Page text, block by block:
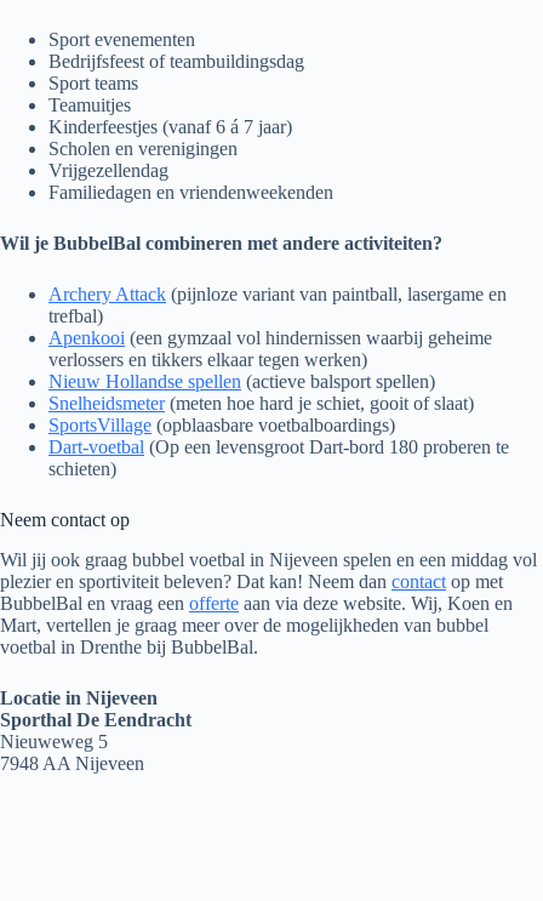
Sport evenementen
Bedrijfsfeest of teambuildingsdag
Sport teams
Teamuitjes
Kinderfeestjes (vanaf 6 á 7 jaar)
Scholen en verenigingen
Vrijgezellendag
Familiedagen en vriendenweekenden
Wil je BubbelBal combineren met andere activiteiten?
Archery Attack (pijnloze variant van paintball, lasergame en
trefbal)
Apenkooi (een gymzaal vol hindernissen waarbij geheime
verlossers en tikkers elkaar tegen werken)
Nieuw Hollandse spellen (actieve balsport spellen)
Snelheidsmeter(meten hoe hard je schiet, gooit of slaat)
SportsVillage (opblaasbare voetbalboardings)
Dart-voetbal (Op een levensgroot Dart-bord 180 proberen te
schieten)
Neem contact op
Wil jij ook graag bubbel voetbal in Nijeveen spelen en een middag vol
plezier en sportiviteit beleven? Dat kan! Neem dan contact op met
BubbelBal en vraag een offerte aan via deze website. Wij, Koen en
Mart, vertellen je graag meer over de mogelijkheden van bubbel
voetbal in Drenthe bij BubbelBal.
Locatie in Nijeveen
Sporthal De Eendracht
Nieuweweg 5
7948 AA Nijeveen